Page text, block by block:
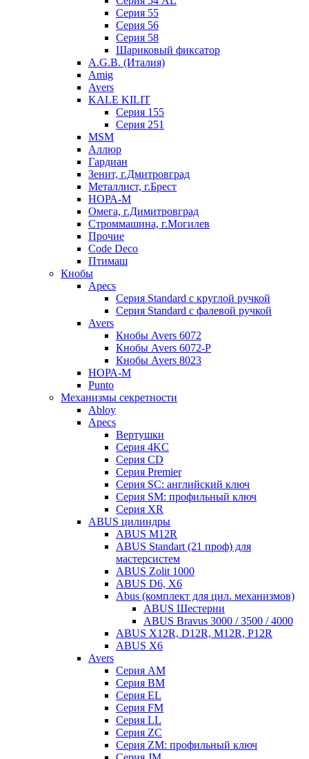
Серия 55
Серия 56
Серия 58
Шариковый фиксатор
A.G.B. (Италия)
Amig
Avers
KALE KILIT
Серия 155
Серия 251
MSM
Аллюр
Гардиан
Зенит, г.Дмитровград
Металлист, г.Брест
НОРА-М
Омега, г.Димитровград
Строммашина, г.Могилев
Прочие
Code Deco
Птимаш
Кнобы
Apecs
Серия Standard с круглой ручкой
Серия Standard с фалевой ручкой
Avers
Кнобы Avers 6072
Кнобы Avers 6072-P
Кнобы Avers 8023
НОРА-М
Punto
Механизмы секретности
Abloy
Apecs
Вертушки
Серия 4KC
Серия CD
Серия Premier
Серия SC: английский ключ
Серия SM: профильный ключ
Серия XR
ABUS цилиндры
ABUS M12R
ABUS Standart (21 проф) для
мастерсистем
ABUS Zolit 1000
ABUS D6, X6
Abus (комплект для цил. механизмов)
ABUS Шестерни
ABUS Bravus 3000 / 3500 / 4000
ABUS X12R, D12R, M12R, P12R
ABUS X6
Avers
Серия AM
Серия BM
Серия EL
Серия FM
Серия LL
Серия ZC
Серия ZM: профильный ключ